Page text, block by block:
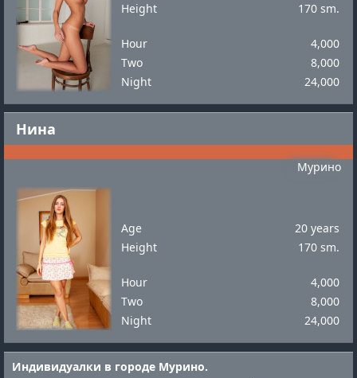
Height
170 sm.
Hour
4,000
Two
8,000
Night
24,000
Нина
Мурино
Age
20 years
Height
170 sm.
Hour
4,000
Two
8,000
Night
24,000
Индивидуалки в городе Мурино.